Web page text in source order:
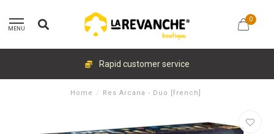
MENU
0
Rapid customer service
Home / Res Arcana - Duo [french]